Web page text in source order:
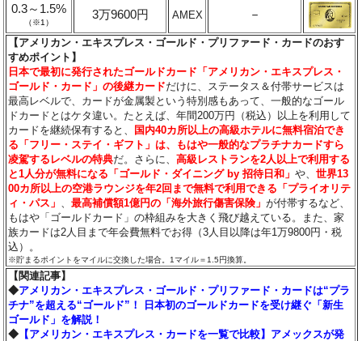
0.3～1.5%
（※1）
3万9600円 AMEX －
【アメリカン・エキスプレス・ゴールド・プリファード・カードのおす
すめポイント】
日本で最初に発行されたゴールドカード「アメリカン・エキスプレス・
ゴールド・カード」の後継カードだけに、ステータス＆付帯サービスは
最高レベルで、カードが金属製という特別感もあって、一般的なゴール
ドカードとはケタ違い。たとえば、年間200万円（税込）以上を利用して
カードを継続保有すると、
国内40カ所以上の高級ホテルに無料宿泊でき
る「フリー・ステイ・ギフト」は、もはや一般的なプラチナカードすら
凌駕するレベルの特典だ。さらに、高級レストランを2人以上で利用する
と1人分が無料になる「ゴールド・ダイニング by 招待日和」や、世界13
00カ所以上の空港ラウンジを年2回まで無料で利用できる「プライオリテ
ィ・パス」
、最高補償額1億円の「海外旅行傷害保険」が付帯するなど、
もはや「ゴールドカード」の枠組みを大きく飛び越えている。また、家
族カードは2人目まで年会費無料でお得（3人目以降は年1万9800円・税
込）。
※貯まるポイントをマイルに交換した場合。1マイル＝1.5円換算。
【関連記事】
◆アメリカン・エキスプレス・ゴールド・プリファード・カードは“プラ
チナ”を超える“ゴールド”！ 日本初のゴールドカードを受け継ぐ「新生
ゴールド」を解説！
◆ 【アメリカン・エキスプレス・カードを一覧で比較】アメックスが発